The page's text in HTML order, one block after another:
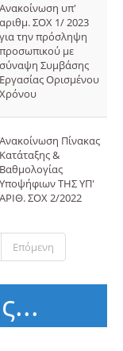
Ανακοίνωση υπ'
αριθμ. ΣΟΧ 1/ 2023
για την πρόσληψη
προσωπικού με
σύναψη Συμβάσης
Εργασίας Ορισμένου
Χρόνου
Ανακοίνωση Πίνακας
Κατάταξης &
Βαθμολογίας
Υποψήφιων ΤΗΣ ΥΠ'
ΑΡΙΘ. ΣΟΧ 2/2022
Επόμενη